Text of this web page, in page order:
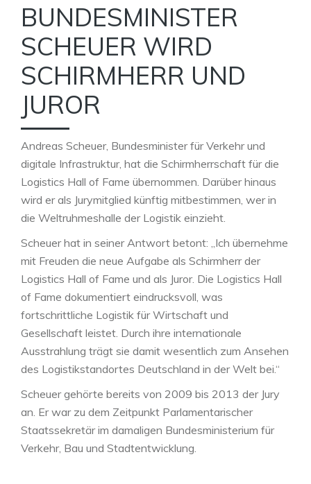
BUNDESMINISTER
SCHEUER WIRD
SCHIRMHERR UND
JUROR
Andreas Scheuer, Bundesminister für Verkehr und
digitale Infrastruktur, hat die Schirmherrschaft für die
Logistics Hall of Fame übernommen. Darüber hinaus
wird er als Jurymitglied künftig mitbestimmen, wer in
die Weltruhmeshalle der Logistik einzieht.
Scheuer hat in seiner Antwort betont: „Ich übernehme
mit Freuden die neue Aufgabe als Schirmherr der
Logistics Hall of Fame und als Juror. Die Logistics Hall
of Fame dokumentiert eindrucksvoll, was
fortschrittliche Logistik für Wirtschaft und
Gesellschaft leistet. Durch ihre internationale
Ausstrahlung trägt sie damit wesentlich zum Ansehen
des Logistikstandortes Deutschland in der Welt bei.“
Scheuer gehörte bereits von 2009 bis 2013 der Jury
an. Er war zu dem Zeitpunkt Parlamentarischer
Staatssekretär im damaligen Bundesministerium für
Verkehr, Bau und Stadtentwicklung.